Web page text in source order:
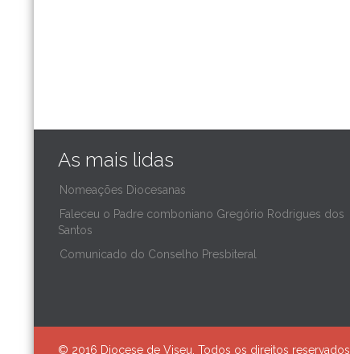
As mais lidas
Nomeações Diocesanas
Faleceu o Padre comboniano Gregório Rodrigues dos
Santos
Comunicado do Conselho Presbiteral
© 2016 Diocese de Viseu. Todos os direitos reservados.